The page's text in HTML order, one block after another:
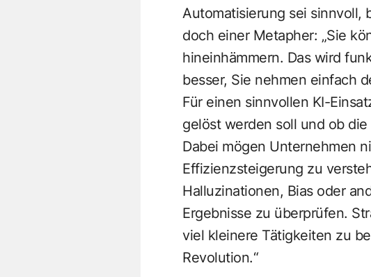
Automatisierung sei sinnvoll,
doch einer Metapher: „Sie
hineinhämmern. Das wird
besser, Sie nehmen einfach
Für einen sinnvollen KI-
gelöst werden soll und ob
Dabei mögen Unternehmen
Effizienzsteigerung zu
Halluzinationen, Bias oder
Ergebnisse zu überprüfen.
viel kleinere Tätigkeiten zu
Revolution.“